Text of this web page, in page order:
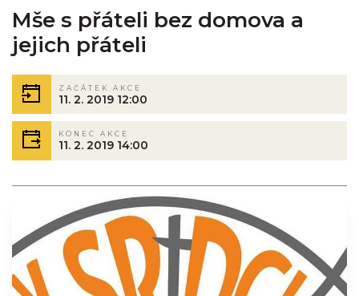
Mše s přáteli bez domova a
jejich přáteli
ZAČÁTEK AKCE
11. 2. 2019 12:00
KONEC AKCE
11. 2. 2019 14:00